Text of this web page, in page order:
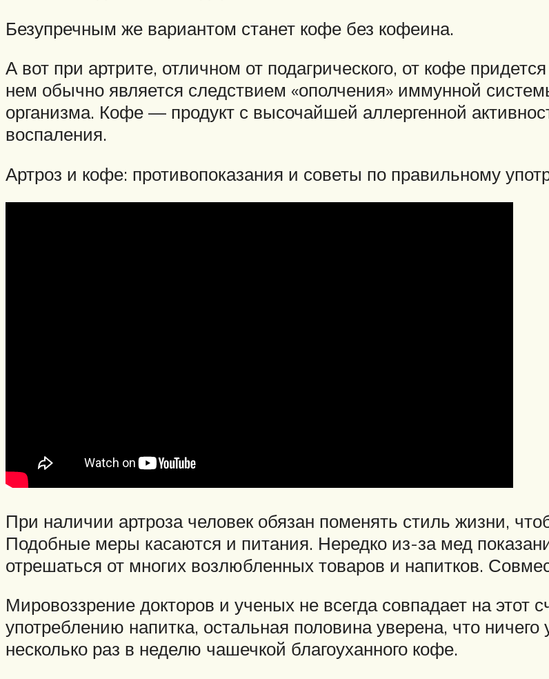
Безупречным же вариантом станет кофе без кофеина.
А вот при артрите, отличном от подагрического, от кофе
нем обычно является следствием «ополчения» иммунной
организма. Кофе — продукт с высочайшей аллергенной
воспаления.
Артроз и кофе: противопоказания и советы по правильному
При наличии артроза человек обязан поменять стиль жизни,
Подобные меры касаются и питания. Нередко из-за мед
отрешаться от многих возлюбленных товаров и напитков.
Мировоззрение докторов и ученых не всегда совпадает на этот
употреблению напитка, остальная половина уверена, что
несколько раз в неделю чашечкой благоуханного кофе.